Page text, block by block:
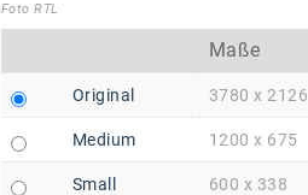
Foto RTL
Maße
Original 3780 x 2126
Medium 1200 x 675
Small 600 x 338